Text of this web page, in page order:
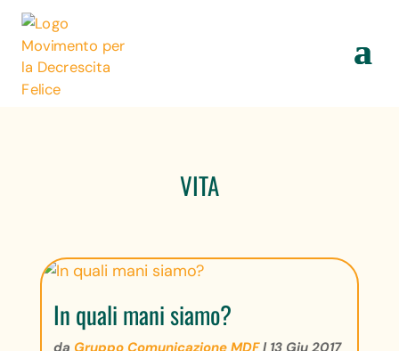
VITA
In quali mani siamo?
da Gruppo Comunicazione MDF| 13 Giu 2017